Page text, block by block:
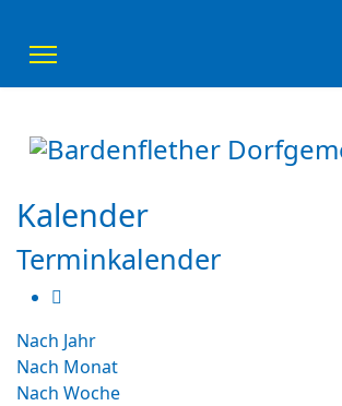
Kalender
Terminkalender
Nach Jahr
Nach Monat
Nach Woche